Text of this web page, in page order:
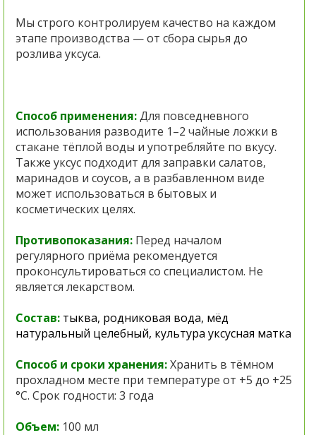
Мы строго контролируем качество на каждом
этапе производства — от сбора сырья до
розлива уксуса.
Способ применения:Для повседневного
использования разводите 1–2 чайные ложки в
стакане тёплой воды и употребляйте по вкусу.
Также уксус подходит для заправки салатов,
маринадов и соусов, а в разбавленном виде
может использоваться в бытовых и
косметических целях.
Противопоказания: Перед началом
регулярного приёма рекомендуется
проконсультироваться со специалистом. Не
является лекарством.
Состав: тыква, родниковая вода, мёд
натуральный целебный, культура уксусная матка
Способ и сроки хранения:Хранить в тёмном
прохладном месте при температуре от +5 до +25
°C. Срок годности: 3 года
Объем: 100 мл